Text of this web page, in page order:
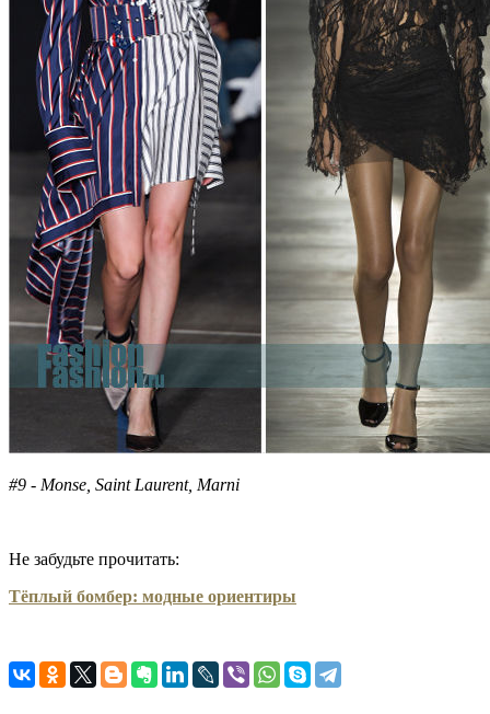
#9 - Monse, Saint Laurent, Marni
Не забудьте прочитать:
Тёплый бомбер: модные ориентиры